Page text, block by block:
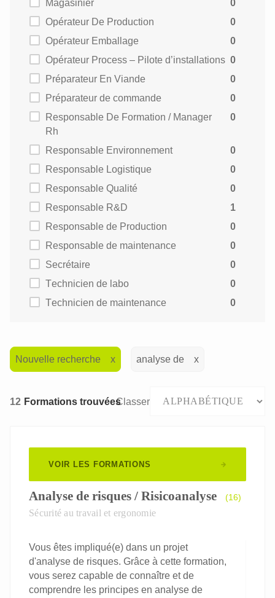
Magasinier
0
Opérateur De Production
0
Opérateur Emballage
0
Opérateur Process – Pilote d’installations 0
Préparateur En Viande
0
Préparateur de commande
0
Responsable De Formation / Manager
Rh
0
Responsable Environnement
0
Responsable Logistique
0
Responsable Qualité
0
Responsable R&D
1
Responsable de Production
0
Responsable de maintenance
0
Secrétaire
0
Technicien de labo
0
Technicien de maintenance
0
Nouvelle recherche analyse de
12 Formations trouvéesClasser
VOIR LES FORMATIONS
Analyse de risques / Risicoanalyse (16)
Sécurité au travail et ergonomie
Vous êtes impliqué(e) dans un projet
d'analyse de risques. Grâce à cette formation,
vous serez capable de connaître et de
comprendre les principes en analyse de